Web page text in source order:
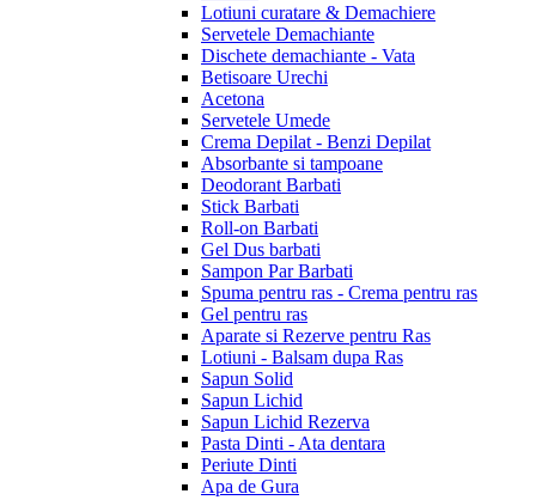
Lotiuni curatare & Demachiere
Servetele Demachiante
Dischete demachiante - Vata
Betisoare Urechi
Acetona
Servetele Umede
Crema Depilat - Benzi Depilat
Absorbante si tampoane
Deodorant Barbati
Stick Barbati
Roll-on Barbati
Gel Dus barbati
Sampon Par Barbati
Spuma pentru ras - Crema pentru ras
Gel pentru ras
Aparate si Rezerve pentru Ras
Lotiuni - Balsam dupa Ras
Sapun Solid
Sapun Lichid
Sapun Lichid Rezerva
Pasta Dinti - Ata dentara
Periute Dinti
Apa de Gura